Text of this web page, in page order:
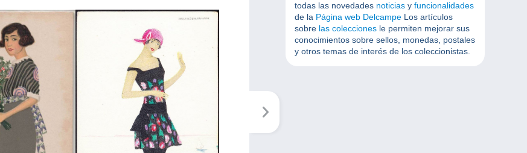
todas las novedades noticias y funcionalidades
de la Página web Delcampe Los artículos
sobre las colecciones le permiten mejorar sus
conocimientos sobre sellos, monedas, postales
y otros temas de interés de los coleccionistas.